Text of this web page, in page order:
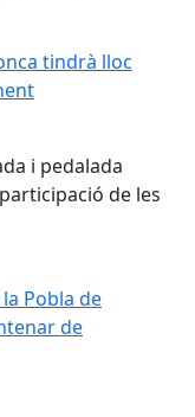
tindrà lloc
tindrà lloc
i pedalada
de les
la Pobla de
Pobla de
de